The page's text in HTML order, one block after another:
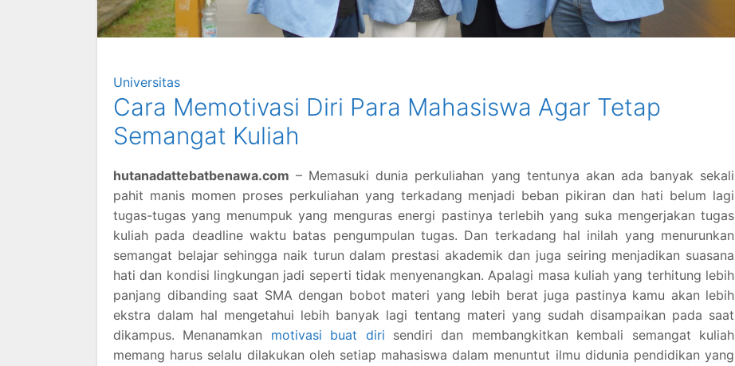
Universitas
Cara Memotivasi Diri Para Mahasiswa Agar Tetap
Semangat Kuliah
hutanadattebatbenawa.com – Memasuki dunia perkuliahan yang tentunya akan ada banyak sekali
pahit manis momen proses perkuliahan yang terkadang menjadi beban pikiran dan hati belum lagi
tugas-tugas yang menumpuk yang menguras energi pastinya terlebih yang suka mengerjakan tugas
kuliah pada deadline waktu batas pengumpulan tugas. Dan terkadang hal inilah yang menurunkan
semangat belajar sehingga naik turun dalam prestasi akademik dan juga seiring menjadikan suasana
hati dan kondisi lingkungan jadi seperti tidak menyenangkan. Apalagi masa kuliah yang terhitung lebih
panjang dibanding saat SMA dengan bobot materi yang lebih berat juga pastinya kamu akan lebih
ekstra dalam hal mengetahui lebih banyak lagi tentang materi yang sudah disampaikan pada saat
dikampus. Menanamkan motivasi buat diri sendiri dan membangkitkan kembali semangat kuliah
memang harus selalu dilakukan oleh setiap mahasiswa dalam menuntut ilmu didunia pendidikan yang